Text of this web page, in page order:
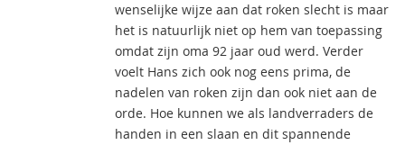
wenselijke wijze aan dat roken slecht is maar
het is natuurlijk niet op hem van toepassing
omdat zijn oma 92 jaar oud werd. Verder
voelt Hans zich ook nog eens prima, de
nadelen van roken zijn dan ook niet aan de
orde. Hoe kunnen we als landverraders de
handen in een slaan en dit spannende